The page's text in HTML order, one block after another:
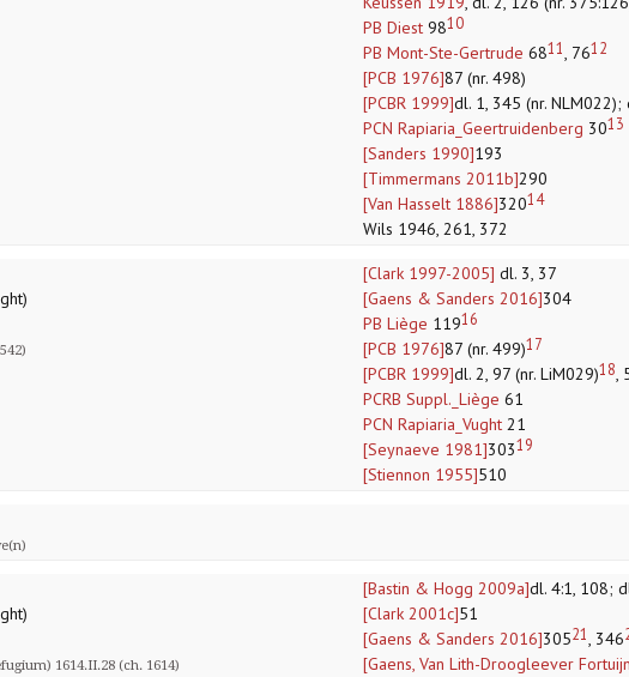
PB Diest 9810
PB Mont-Ste-Gertrude 6811, 7612
[PCB 1976]87 (nr. 498)
[PCBR 1999]dl. 1, 345 (nr.
PCN Rapiaria_Geertruidenberg 3013
[Sanders 1990]193
[Timmermans 2011b]290
[Van Hasselt 1886]32014
Wils 1946, 261, 372
[Clark 1997-2005] dl. 3, 37
[Gaens & Sanders 2016]304
PB Liège 11916
[PCB 1976]87 (nr. 499)17
[PCBR 1999]dl. 2, 97 (nr. LiM029)18,
PCRB Suppl._Liège 61
PCN Rapiaria_Vught 21
[Seynaeve 1981]30319
[Stiennon 1955]510
1614.II.28 (ch. 1614)
[Bastin & Hogg 2009a]dl. 4:1, 108;
[Clark 2001c]51
[Gaens & Sanders 2016]30521, 346
[Gaens, Van Lith-Droogleever